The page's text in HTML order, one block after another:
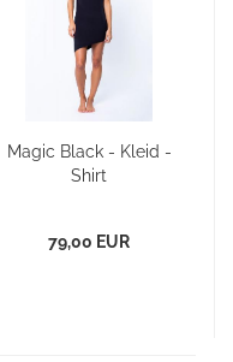
Magic Black - Kleid -
Shirt
79,00 EUR